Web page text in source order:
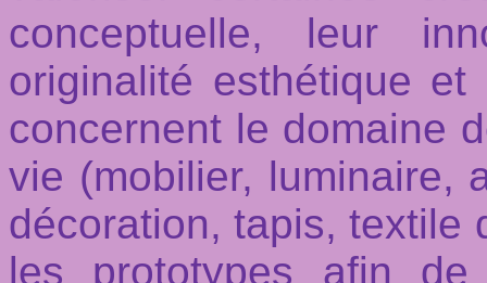
conceptuelle, leur
originalité esthétique
concernent le domaine
vie (mobilier, luminaire,
décoration, tapis, textile
les prototypes afin